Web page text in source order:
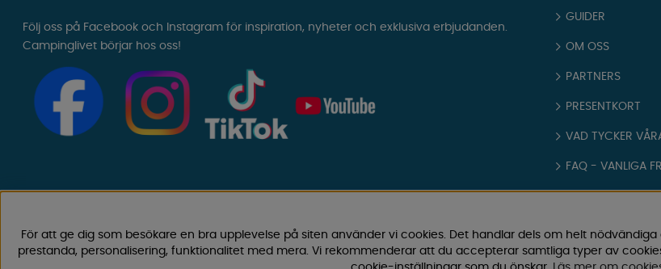
GUIDER
OM OSS
PARTNERS
PRESENTKORT
VAD TYCKER
FAQ - VANLIGA
KÖPVILLKOR
Följ oss på Facebook och Instagram för inspiration, nyheter och exklusiva erbjudanden.
Campinglivet börjar hos oss!
För att ge dig som besökare en bra upplevelse på siten använder vi cookies. Det handlar dels om helt
prestanda, personalisering, funktionalitet med mera. Vi rekommenderar att du accepterar samtliga typer av